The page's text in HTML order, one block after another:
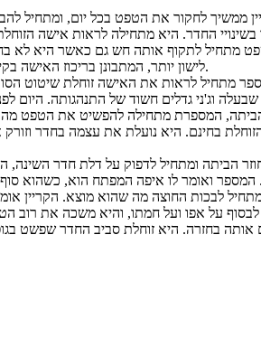
ממשיך לחקור את הטפט בכל יום, ומתחיל
בשינויי החדר. היא מתחילה לראות אישה
מתחיל לתקוף אותה חש גם כאשר היא לא
לישון יותר, המתבונן בריכוז האישה בקיר הזוחל ברחבי החדר.
מתחיל לראות את האישה זוחלת שיטוט
וג'ני גדלים חשוד של התנהגותה. היום
המספרת מתחילה להפשיט את הטפט
בחינם. היא נועלת את עצמה בחדר
חוזר הביתה ומתחיל לדפוק על דלת חדר השינה,
המספר ואומר לו איפה המפתח הוא, כשהוא
לבכות החוצה מה שהוא מוצא. הקריין
על אפו ועל חמתו, והיא משכה את רוב
אותה בחזרה. היא זוחלת סביב החדר שפשט